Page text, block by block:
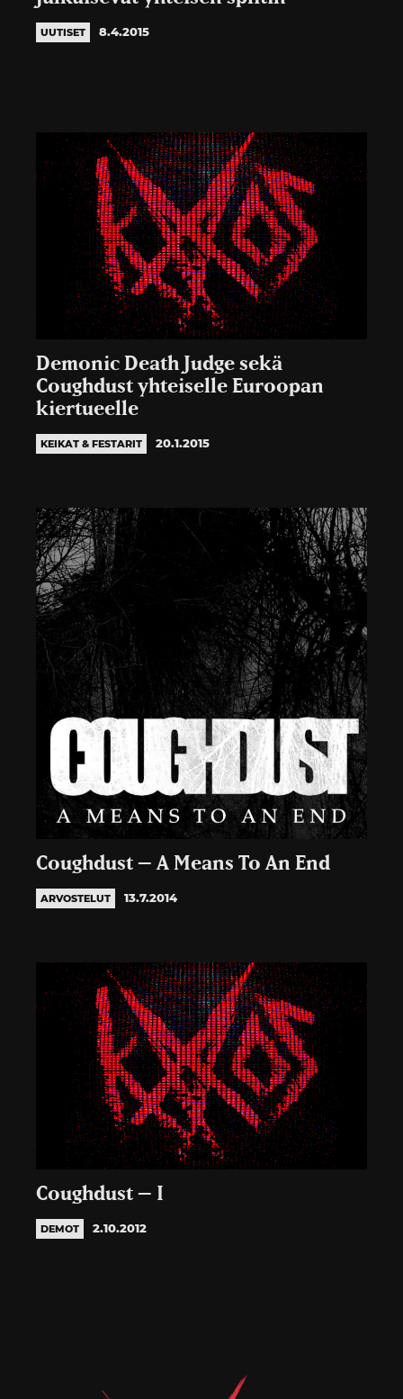
UUTISET 8.4.2015
Demonic Death Judge sekä
Coughdust yhteiselle Euroopan
kiertueelle
KEIKAT & FESTARIT 20.1.2015
Coughdust – A Means To An End
ARVOSTELUT 13.7.2014
Coughdust – I
DEMOT 2.10.2012